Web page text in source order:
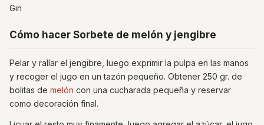
Gin
Cómo hacer Sorbete de melón y jengibre
Pelar y rallar el jengibre, luego exprimir la pulpa en las manos
y recoger el jugo en un tazón pequeño. Obtener 250 gr. de
bolitas de melón con una cucharada pequeña y reservar
como decoración final.